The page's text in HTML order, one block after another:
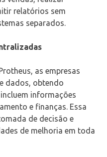
relatórios sem
separados.
as empresas
dados, obtendo
informações
e finanças. Essa
de decisão e
de melhoria em toda